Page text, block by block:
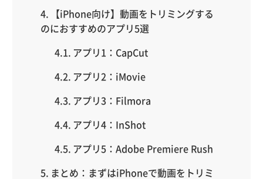
【iPhone向け】動画をトリミングする
のにおすすめのアプリ5選
アプリ1：CapCut
アプリ2：iMovie
アプリ3：Filmora
アプリ4：InShot
アプリ5：Adobe Premiere Rush
まとめ：まずはiPhoneで動画をトリミ